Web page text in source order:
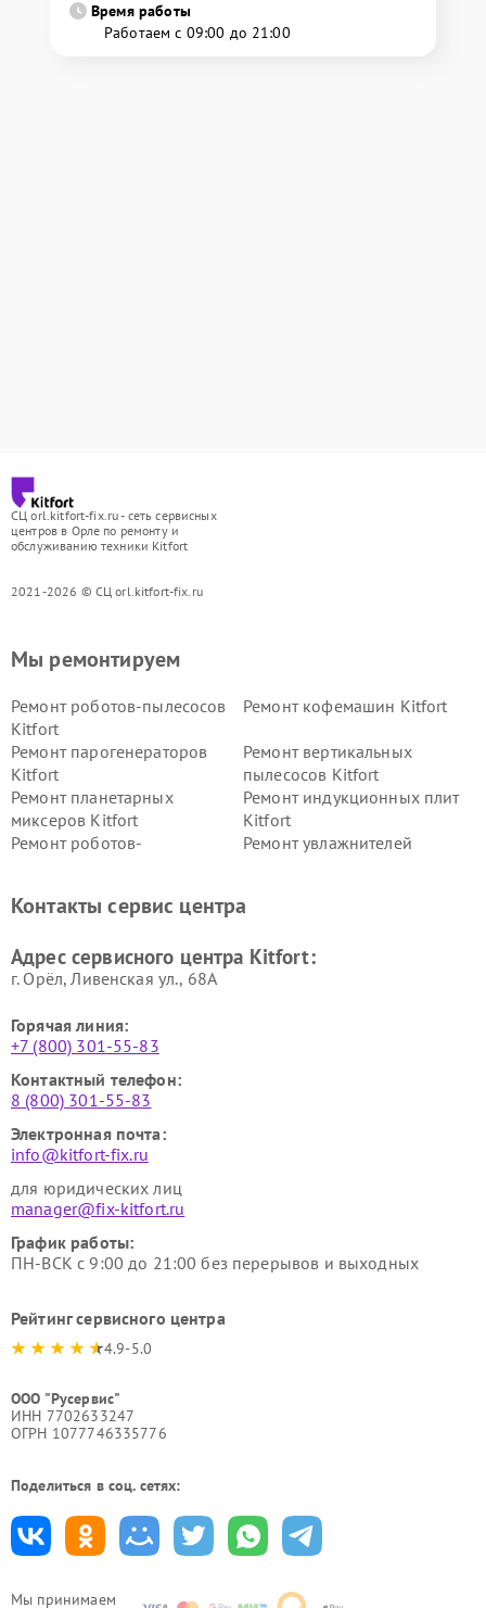
Время работы
Работаем с 09:00 до 21:00
СЦ orl.kitfort-fix.ru - сеть сервисных
центров в Орле по ремонту и
обслуживанию техники Kitfort
2021-2026 © СЦ orl.kitfort-fix.ru
Мы принимаем
Мы ремонтируем
Ремонт роботов-пылесосов
Kitfort
Ремонт кофемашин Kitfort
Ремонт парогенераторов
Kitfort
Ремонт вертикальных
пылесосов Kitfort
Ремонт планетарных
миксеров Kitfort
Ремонт индукционных плит
Kitfort
Ремонт роботов-
Ремонт увлажнителей
Kitfort
Kitfort
Kitfort
Kitfort
Контакты сервис центра
Адрес сервисного центра Kitfort:
г. Орёл, Ливенская ул., 68А
Горячая линия:
+7 (800) 301-55-83
Контактный телефон:
8 (800) 301-55-83
Электронная почта:
info@kitfort-fix.ru
для юридических лиц
manager@fix-kitfort.ru
График работы:
ПН-ВСК с 9:00 до 21:00 без перерывов и выходных
Рейтинг сервисного центра
4.9-5.0
ООО "Русервис"
ИНН 7702633247
ОГРН 1077746335776
Поделиться в соц. сетях: